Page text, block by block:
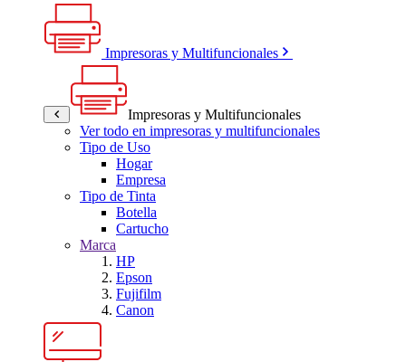
Impresoras y Multifuncionales
Impresoras y Multifuncionales
Ver todo en impresoras y multifuncionales
Tipo de Uso
Hogar
Empresa
Tipo de Tinta
Botella
Cartucho
Marca
HP
Epson
Fujifilm
Canon